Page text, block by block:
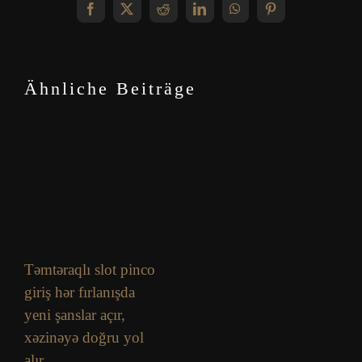
Facebook Reddit LinkedInWhatsApp
Ähnliche Beiträge
Təmtəraqlı slot pinco
giriş hər fırlanışda
yeni şanslar açır,
xəzinəyə doğru yol